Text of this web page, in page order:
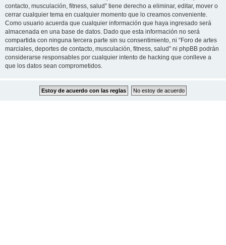
contacto, musculación, fitness, salud” tiene derecho a eliminar, editar, mover o
cerrar cualquier tema en cualquier momento que lo creamos conveniente.
Como usuario acuerda que cualquier información que haya ingresado será
almacenada en una base de datos. Dado que esta información no será
compartida con ninguna tercera parte sin su consentimiento, ni “Foro de artes
marciales, deportes de contacto, musculación, fitness, salud” ni phpBB podrán
considerarse responsables por cualquier intento de hacking que conlleve a
que los datos sean comprometidos.